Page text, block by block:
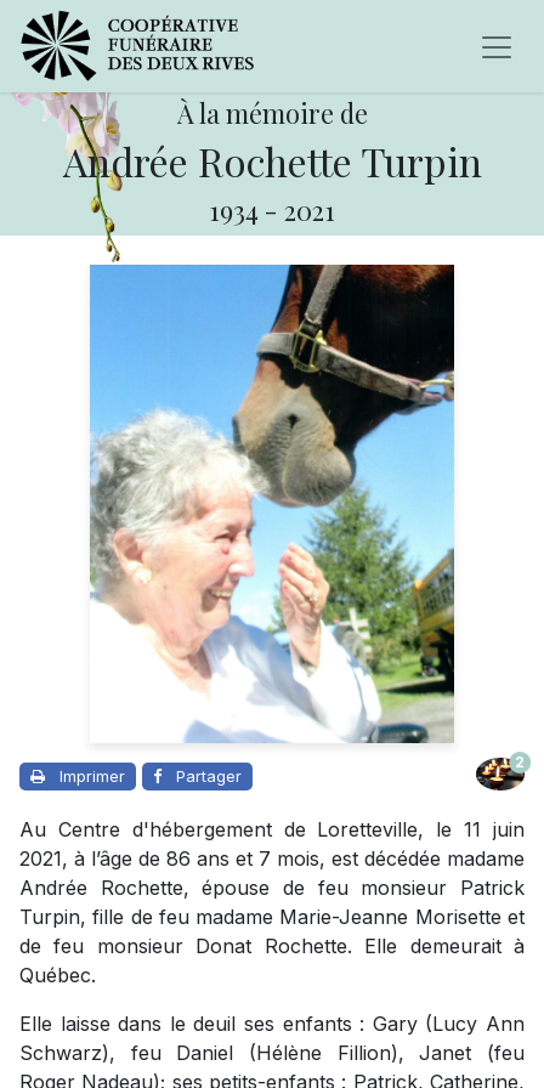
À la mémoire de
Andrée Rochette Turpin
1934 - 2021
Imprimer Partager
2
Au Centre d'hébergement de Loretteville, le 11 juin
2021, à l’âge de 86 ans et 7 mois, est décédée madame
Andrée Rochette, épouse de feu monsieur Patrick
Turpin, fille de feu madame Marie-Jeanne Morisette et
de feu monsieur Donat Rochette. Elle demeurait à
Québec.
Elle laisse dans le deuil ses enfants : Gary (Lucy Ann
Schwarz), feu Daniel (Hélène Fillion), Janet (feu
Roger Nadeau); ses petits-enfants : Patrick, Catherine,